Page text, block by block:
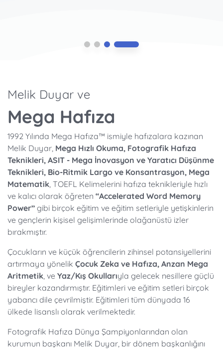
Melik Duyar ve
Mega Hafıza
1992 Yılında Mega Hafıza™ ismiyle hafızalara kazınan
Melik Duyar, Mega Hızlı Okuma, Fotografik Hafıza
Teknikleri, ASIT - Mega İnovasyon ve Yaratıcı Düşünme
Teknikleri, Bio-Ritmik Largo ve Konsantrasyon, Mega
Matematik, TOEFL Kelimelerini hafıza teknikleriyle hızlı
ve kalıcı olarak öğreten “Accelerated Word Memory
Power” gibi birçok eğitim ve eğitim setleriyle yetişkinlerin
ve gençlerin kişisel gelişimlerinde olağanüstü izler
bırakmıştır.
Çocukların ve küçük öğrencilerin zihinsel potansiyellerini
artırmaya yönelik Çocuk Zeka ve Hafıza, Anzan Mega
Aritmetik, ve Yaz/Kış Okullarıyla gelecek nesillere güçlü
bireyler kazandırmıştır. Eğitimleri ve eğitim setleri birçok
yabancı dile çevrilmiştir. Eğitimleri tüm dünyada 16
ülkede lisanslı olarak verilmektedir.
Fotografik Hafıza Dünya Şampiyonlarından olan
kurumun başkanı Melik Duyar, bir dönem başkanlığını